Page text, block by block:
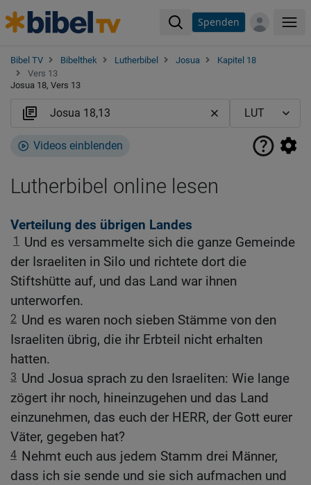
Spenden
Bibel TV Bibelthek Lutherbibel Josua
Kapitel 18
Vers 13
Josua 18, Vers 13
Videos einblenden
Lutherbibel online lesen
Verteilung des übrigen Landes
1
Und es versammelte sich die ganze Gemeinde
der Israeliten in Silo und richtete dort die
Stiftshütte auf, und das Land war ihnen
unterworfen.
2 Und es waren noch sieben Stämme von den
Israeliten übrig, die ihr Erbteil nicht erhalten
hatten.
3 Und Josua sprach zu den Israeliten: Wie lange
zögert ihr noch, hineinzugehen und das Land
einzunehmen, das euch der HERR, der Gott eurer
Väter, gegeben hat?
4 Nehmt euch aus jedem Stamm drei Männer,
dass ich sie sende und sie sich aufmachen und